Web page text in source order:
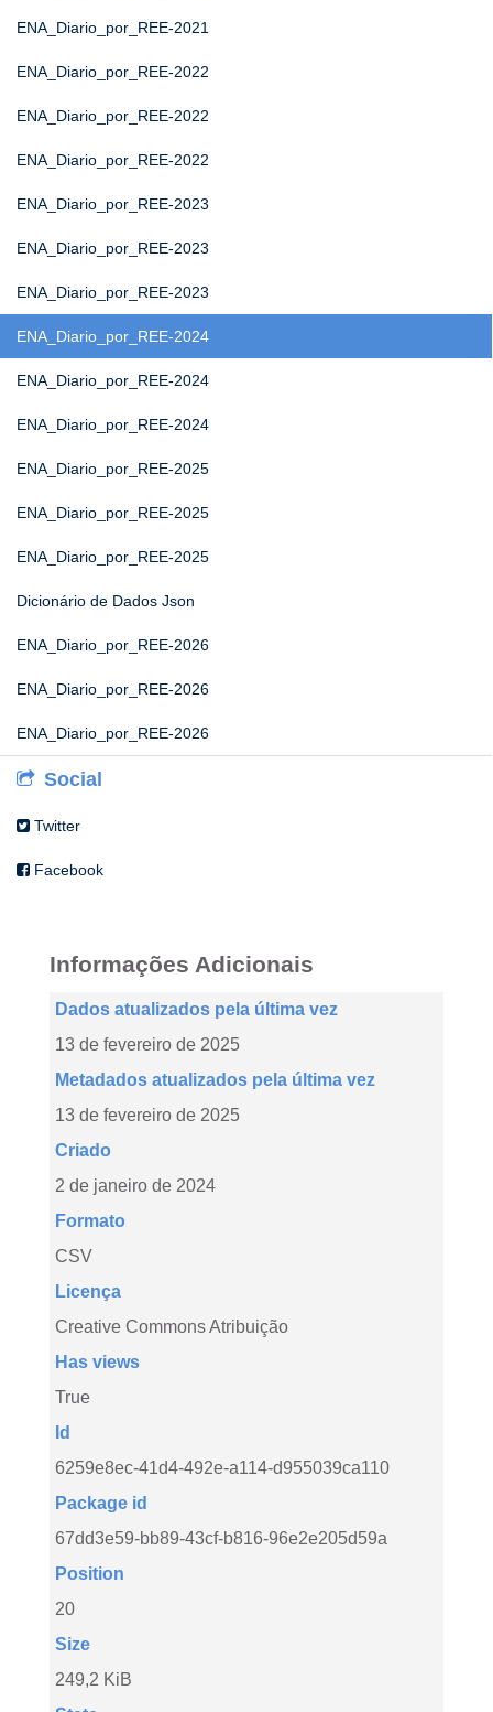
ENA_Diario_por_REE-2021
ENA_Diario_por_REE-2022
ENA_Diario_por_REE-2022
ENA_Diario_por_REE-2022
ENA_Diario_por_REE-2023
ENA_Diario_por_REE-2023
ENA_Diario_por_REE-2023
ENA_Diario_por_REE-2024
ENA_Diario_por_REE-2024
ENA_Diario_por_REE-2024
ENA_Diario_por_REE-2025
ENA_Diario_por_REE-2025
ENA_Diario_por_REE-2025
Dicionário de Dados Json
ENA_Diario_por_REE-2026
ENA_Diario_por_REE-2026
ENA_Diario_por_REE-2026
Social
Twitter
Facebook
Informações Adicionais
Dados atualizados pela última vez
13 de fevereiro de 2025
Metadados atualizados pela última vez
13 de fevereiro de 2025
Criado
2 de janeiro de 2024
Formato
CSV
Licença
Creative Commons Atribuição
Has views
True
Id
6259e8ec-41d4-492e-a114-d955039ca110
Package id
67dd3e59-bb89-43cf-b816-96e2e205d59a
Position
20
Size
249,2 KiB